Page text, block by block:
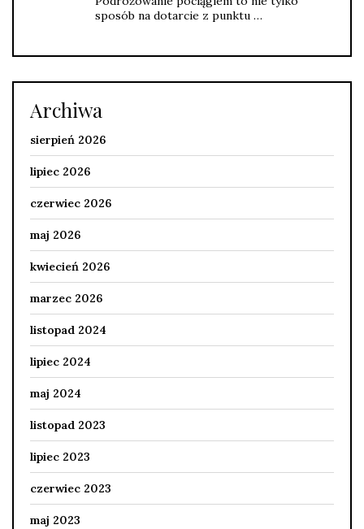
sposób na dotarcie z punktu …
Archiwa
sierpień 2026
lipiec 2026
czerwiec 2026
maj 2026
kwiecień 2026
marzec 2026
listopad 2024
lipiec 2024
maj 2024
listopad 2023
lipiec 2023
czerwiec 2023
maj 2023